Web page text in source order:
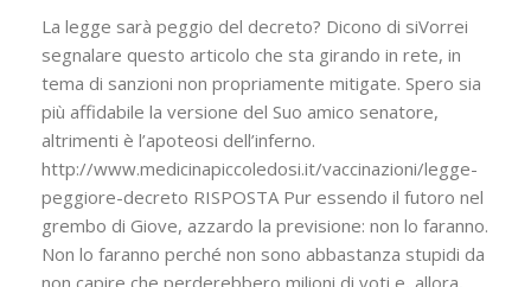
La legge sarà peggio del decreto? Dicono di siVorrei
segnalare questo articolo che sta girando in rete, in
tema di sanzioni non propriamente mitigate. Spero sia
più affidabile la versione del Suo amico senatore,
altrimenti è l’apoteosi dell’inferno.
http://www.medicinapiccoledosi.it/vaccinazioni/legge-
peggiore-decreto RISPOSTA Pur essendo il futoro nel
grembo di Giove, azzardo la previsione: non lo faranno.
Non lo faranno perché non sono abbastanza stupidi da
non capire che perderebbero milioni di voti e, allora,